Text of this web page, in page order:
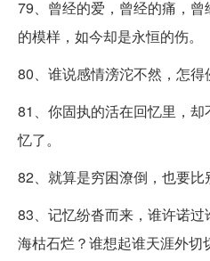
79、曾经的爱，曾经的痛，
的模样，如今却是永恒的伤。
80、谁说感情滂沱不然，怎得
81、你固执的活在回忆里，
忆了。
82、就算是穷困潦倒，也要比
83、记忆纷沓而来，谁许诺
海枯石烂？谁想起谁天涯外切